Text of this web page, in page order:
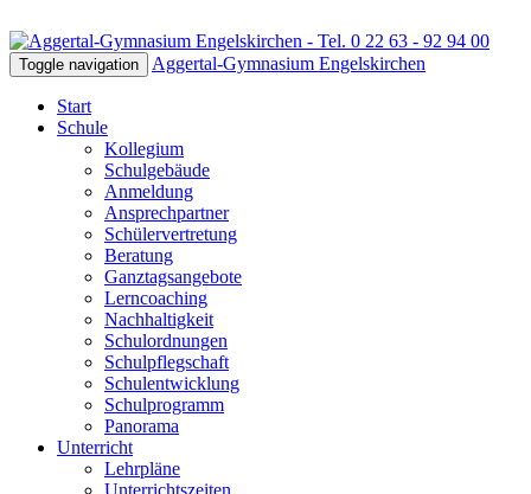
Toggle navigation Aggertal-Gymnasium Engelskirchen
Start
Schule
Kollegium
Schulgebäude
Anmeldung
Ansprechpartner
Schülervertretung
Beratung
Ganztagsangebote
Lerncoaching
Nachhaltigkeit
Schulordnungen
Schulpflegschaft
Schulentwicklung
Schulprogramm
Panorama
Unterricht
Lehrpläne
Unterrichtszeiten